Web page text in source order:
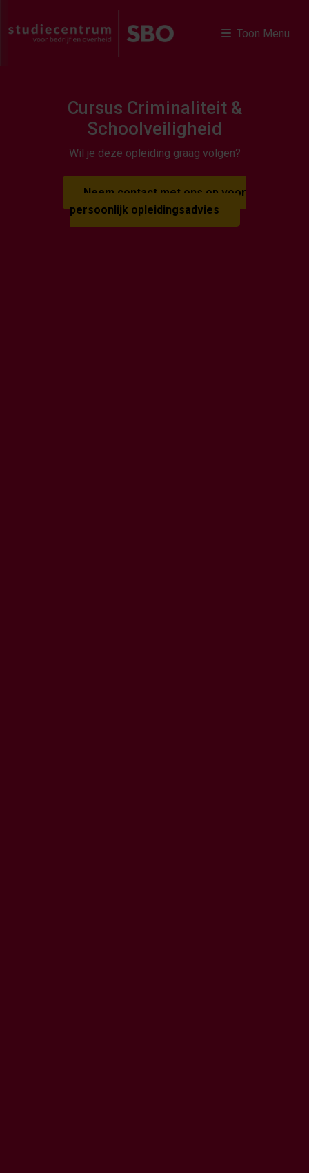
Toon Menu
Cursus Criminaliteit &
Schoolveiligheid
Wil je deze opleiding graag volgen?
Neem contact met ons op voor
persoonlijk opleidingsadvies